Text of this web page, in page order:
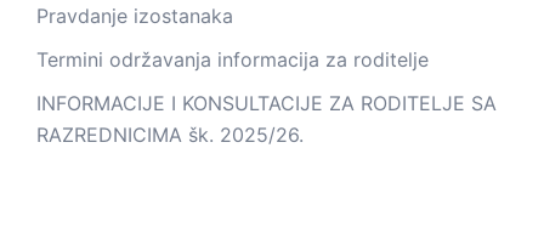
Pravdanje izostanaka
Termini održavanja informacija za roditelje
INFORMACIJE I KONSULTACIJE ZA RODITELJE SA
RAZREDNICIMA šk. 2025/26.